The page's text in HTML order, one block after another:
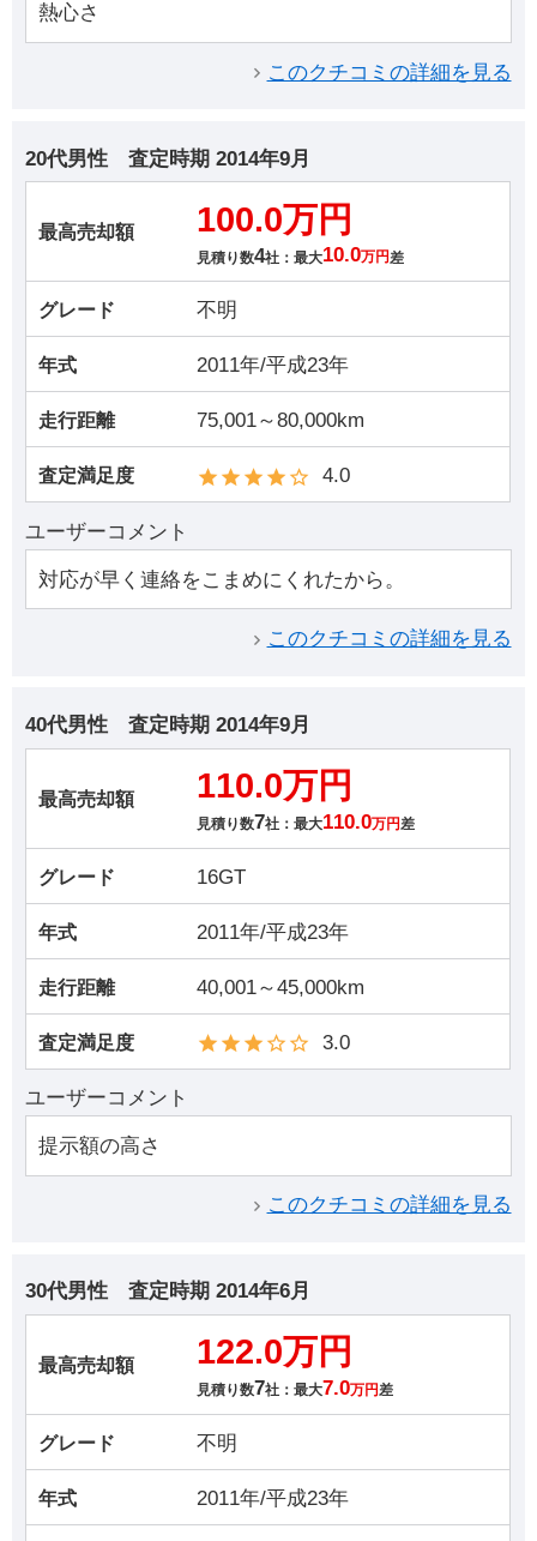
熱心さ
このクチコミの詳細を見る
20代男性 査定時期 2014年9月
最高売却額 100.0万円
見積り数4社：最大10.0万円差
グレード 不明
年式 2011年/平成23年
走行距離 75,001～80,000km
査定満足度 4.0
ユーザーコメント
対応が早く連絡をこまめにくれたから。
このクチコミの詳細を見る
40代男性 査定時期 2014年9月
最高売却額 110.0万円
見積り数7社：最大110.0万円差
グレード 16GT
年式 2011年/平成23年
走行距離 40,001～45,000km
査定満足度 3.0
ユーザーコメント
提示額の高さ
このクチコミの詳細を見る
30代男性 査定時期 2014年6月
最高売却額 122.0万円
見積り数7社：最大7.0万円差
グレード 不明
年式 2011年/平成23年